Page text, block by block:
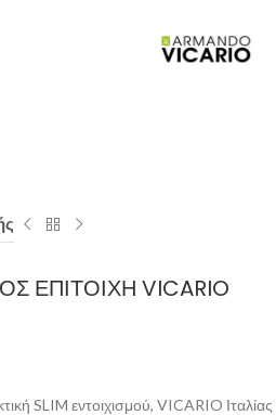
ΕΠΊΤΟΙΧΗ VICARIO
SLIM εντοιχισμού, VICARIO Ιταλίας